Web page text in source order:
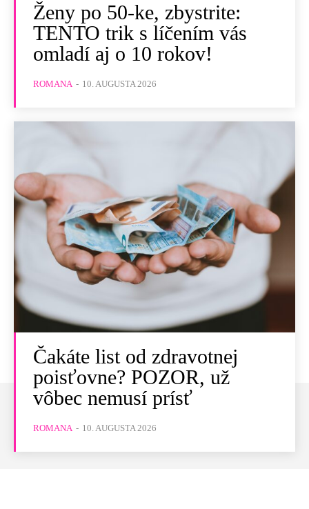
Ženy po 50-ke, zbystrite:
TENTO trik s líčením vás
omladí aj o 10 rokov!
ROMANA - 10. AUGUSTA 2026
Čakáte list od zdravotnej
poisťovne? POZOR, už
vôbec nemusí prísť
ROMANA - 10. AUGUSTA 2026